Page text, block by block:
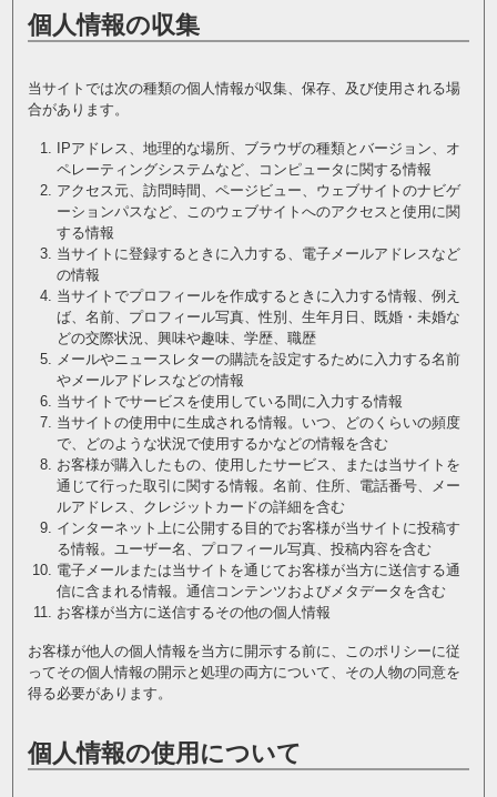
個人情報の収集
当サイトでは次の種類の個人情報が収集、保存、及び使用される場
合があります。
IPアドレス、地理的な場所、ブラウザの種類とバージョン、オ
ペレーティングシステムなど、コンピュータに関する情報
アクセス元、訪問時間、ページビュー、ウェブサイトのナビゲ
ーションパスなど、このウェブサイトへのアクセスと使用に関
する情報
当サイトに登録するときに入力する、電子メールアドレスなど
の情報
当サイトでプロフィールを作成するときに入力する情報、例え
ば、名前、プロフィール写真、性別、生年月日、既婚・未婚な
どの交際状況、興味や趣味、学歴、職歴
メールやニュースレターの購読を設定するために入力する名前
やメールアドレスなどの情報
当サイトでサービスを使用している間に入力する情報
当サイトの使用中に生成される情報。いつ、どのくらいの頻度
で、どのような状況で使用するかなどの情報を含む
お客様が購入したもの、使用したサービス、または当サイトを
通じて行った取引に関する情報。名前、住所、電話番号、メー
ルアドレス、クレジットカードの詳細を含む
インターネット上に公開する目的でお客様が当サイトに投稿す
る情報。ユーザー名、プロフィール写真、投稿内容を含む
電子メールまたは当サイトを通じてお客様が当方に送信する通
信に含まれる情報。通信コンテンツおよびメタデータを含む
お客様が当方に送信するその他の個人情報
お客様が他人の個人情報を当方に開示する前に、このポリシーに従
ってその個人情報の開示と処理の両方について、その人物の同意を
得る必要があります。
個人情報の使用について